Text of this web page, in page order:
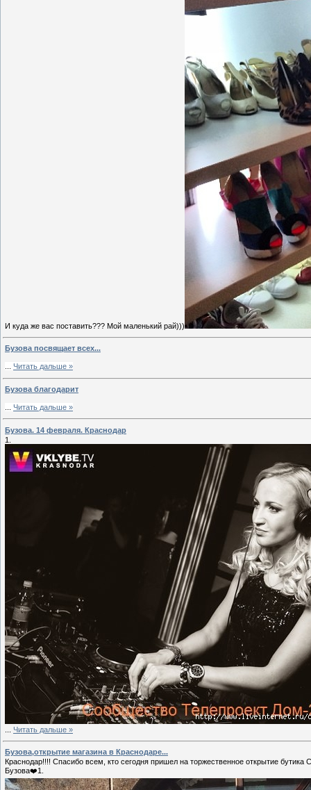
И куда же вас поставить??? Мой маленький рай)))
Бузова посвящает всех...
Читать дальше »
Бузова благодарит
Читать дальше »
Бузова. 14 февраля. Краснодар
1.
Читать дальше »
Бузова,открытие магазина в Краснодаре...
Краснодар!!!! Спасибо всем, кто сегодня пришел на торжественное открытие
Бузова❤️1.